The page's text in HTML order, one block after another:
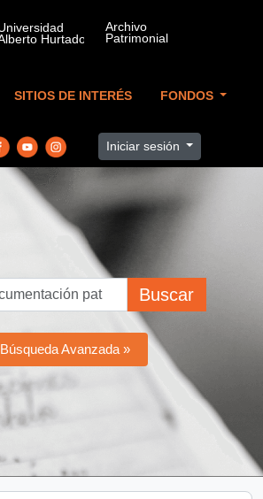
SITIOS DE INTERÉS FONDOS
Iniciar sesión
Buscar
Búsqueda Avanzada »